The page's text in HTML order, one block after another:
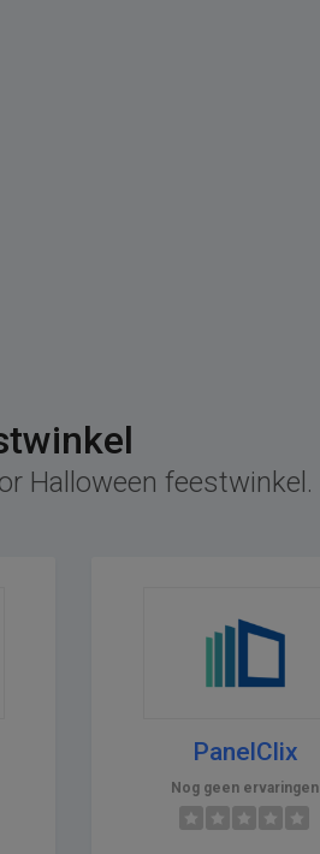
Halloween feestwinkel.
PanelClix
Nog geen ervaringen